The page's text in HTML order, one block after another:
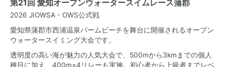
第21回 愛知オープンウォータースイムレース蒲郡
2026 JIOWSA・OWS公式戦
愛知県蒲郡市西浦温泉パームビーチを舞台に開催されるオープン
ウォータースイミング大会です。
透明度の高い海が魅力の人気大会で、500mから3kmまでの個人
種目に加え、400m×4リレーも実施。初心者から上級者までレベ